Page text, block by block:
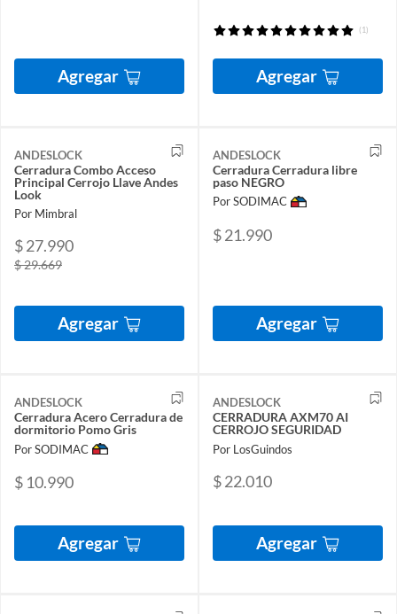
Agregar
(1)
Agregar
ANDESLOCK
Cerradura Combo Acceso
Principal Cerrojo Llave Andes
Look
Por Mimbral
$ 27.990
$ 29.669
Agregar
ANDESLOCK
Cerradura Cerradura libre
paso NEGRO
Por SODIMAC
$ 21.990
Agregar
ANDESLOCK
Cerradura Acero Cerradura de
dormitorio Pomo Gris
Por SODIMAC
$ 10.990
Agregar
ANDESLOCK
CERRADURA AXM70 AI
CERROJO SEGURIDAD
Por LosGuindos
$ 22.010
Agregar